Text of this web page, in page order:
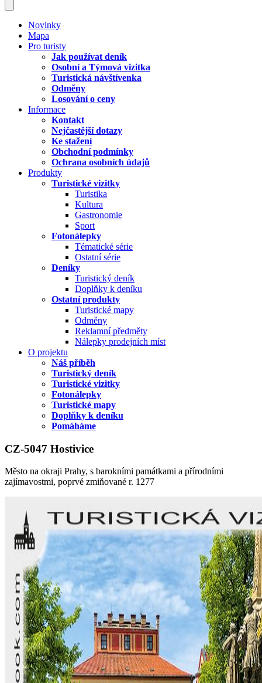
Novinky
Mapa
Pro turisty
Jak používat deník
Osobní a Týmová vizitka
Turistická návštívenka
Odměny
Losování o ceny
Informace
Kontakt
Nejčastější dotazy
Ke stažení
Obchodní podmínky
Ochrana osobních údajů
Produkty
Turistické vizitky
Turistika
Kultura
Gastronomie
Sport
Fotonálepky
Tématické série
Ostatní série
Deníky
Turistický deník
Doplňky k deníku
Ostatní produkty
Turistické mapy
Odměny
Reklamní předměty
Nálepky prodejních míst
O projektu
Náš příběh
Turistický deník
Turistické vizitky
Fotonálepky
Turistické mapy
Doplňky k deníku
Pomáháme
CZ-5047 Hostivice
Město na okraji Prahy, s barokními památkami a přírodními
zajímavostmi, poprvé zmiňované r. 1277